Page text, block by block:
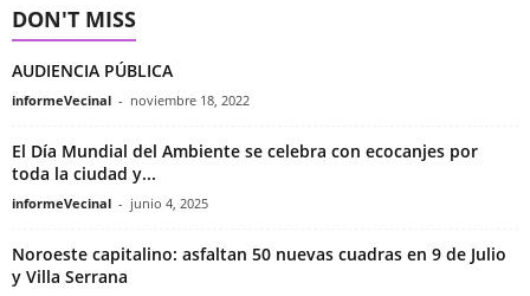
DON'T MISS
AUDIENCIA PÚBLICA
informeVecinal - noviembre 18, 2022
El Día Mundial del Ambiente se celebra con ecocanjes por
toda la ciudad y...
informeVecinal - junio 4, 2025
Noroeste capitalino: asfaltan 50 nuevas cuadras en 9 de Julio
y Villa Serrana